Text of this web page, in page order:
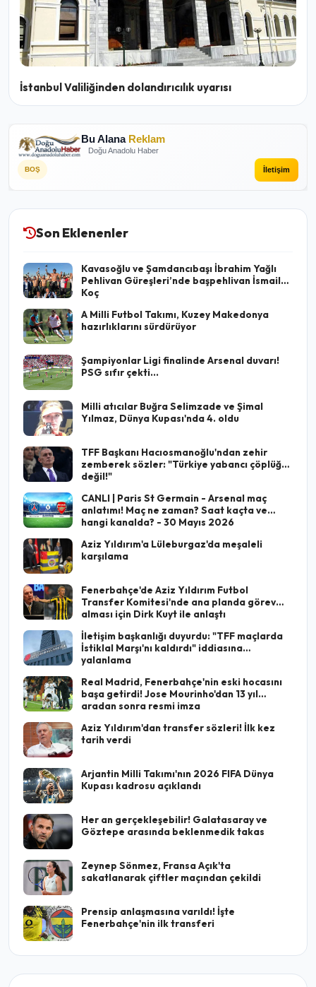
İstanbul Valiliğinden dolandırıcılık uyarısı
Bu Alana Reklam
Doğu Anadolu Haber
BOŞ İletişim
Son Eklenenler
Kavasoğlu ve Şamdancıbaşı İbrahim Yağlı
Pehlivan Güreşleri’nde başpehlivan İsmail
Koç
A Milli Futbol Takımı, Kuzey Makedonya
hazırlıklarını sürdürüyor
Şampiyonlar Ligi finalinde Arsenal duvarı!
PSG sıfır çekti...
Milli atıcılar Buğra Selimzade ve Şimal
Yılmaz, Dünya Kupası'nda 4. oldu
TFF Başkanı Hacıosmanoğlu'ndan zehir
zemberek sözler: "Türkiye yabancı çöplüğü
değil!"
CANLI | Paris St Germain - Arsenal maç
anlatımı! Maç ne zaman? Saat kaçta ve
hangi kanalda? - 30 Mayıs 2026
Aziz Yıldırım'a Lüleburgaz'da meşaleli
karşılama
Fenerbahçe'de Aziz Yıldırım Futbol
Transfer Komitesi'nde ana planda görev
alması için Dirk Kuyt ile anlaştı
İletişim başkanlığı duyurdu: "TFF maçlarda
İstiklal Marşı'nı kaldırdı" iddiasına
yalanlama
Real Madrid, Fenerbahçe'nin eski hocasını
başa getirdi! Jose Mourinho'dan 13 yıl
aradan sonra resmi imza
Aziz Yıldırım'dan transfer sözleri! İlk kez
tarih verdi
Arjantin Milli Takımı'nın 2026 FIFA Dünya
Kupası kadrosu açıklandı
Her an gerçekleşebilir! Galatasaray ve
Göztepe arasında beklenmedik takas
Zeynep Sönmez, Fransa Açık'ta
sakatlanarak çiftler maçından çekildi
Prensip anlaşmasına varıldı! İşte
Fenerbahçe'nin ilk transferi